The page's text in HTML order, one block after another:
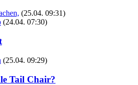
(25.04. 09:31)
(24.04. 07:30)
(25.04. 09:29)
Tail Chair?